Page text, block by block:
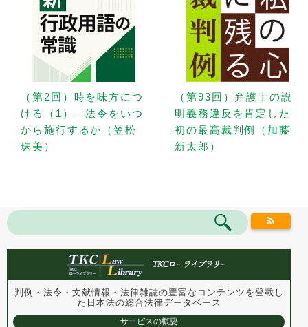
（第2回）時を味方につ
ける（1）—法令をいつ
から施行するか（笠松
珠美）
（第93回）弁護士の説
明義務違反を肯定した
初の最高裁判例（加藤
新太郎）
判例・法令・文献情報・法律雑誌の豊富なコンテンツを登載し
た 日本法の総合法律データベース
サービスの概要